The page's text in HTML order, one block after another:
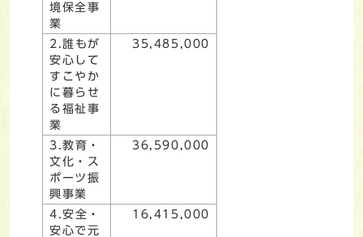
境保全事
業
2.誰もが
安心して
すこやか
に暮らせ
る福祉事
業
35,485,000
3.教育・
文化・ス
ポーツ振
興事業
36,590,000
4.安全・
安心で元
16,415,000